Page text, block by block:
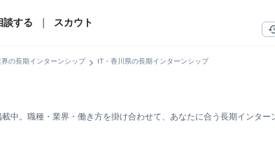
談する スカウト
界の長期インターンシップchevron_right IT・香川県の長期インターンシップ
中。職種・業界・働き方を掛け合わせて、あなたに合う長期インター